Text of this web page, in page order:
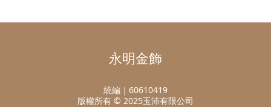
永明金飾
統編｜60610419
版權所有 © 2025玉沛有限公司